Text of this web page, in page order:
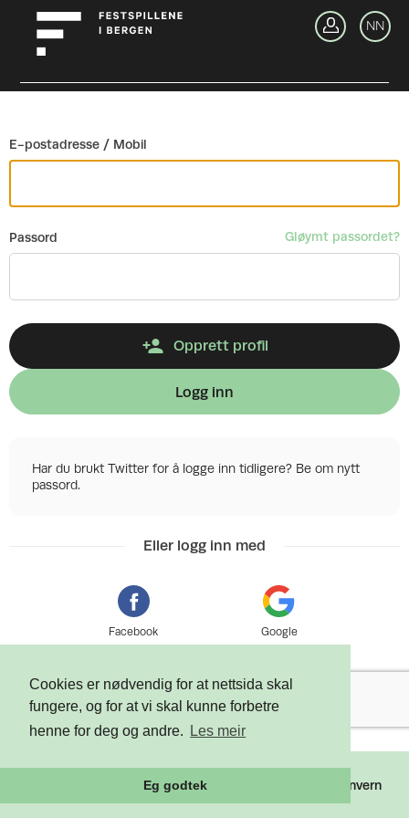
Cookies er nødvendig for at nettsida skal
fungere, og for at vi skal kunne forbetre
henne for deg og andre.
Les meir
Eg godtek
NN
E-postadresse / Mobil
Passord Gløymt passordet?
Opprett profil
Logg inn
Har du brukt Twitter for å logge inn tidligere? Be om nytt
passord.
Eller logg inn med
Facebook Google
2026 Tixly AS - Powered by Personvern